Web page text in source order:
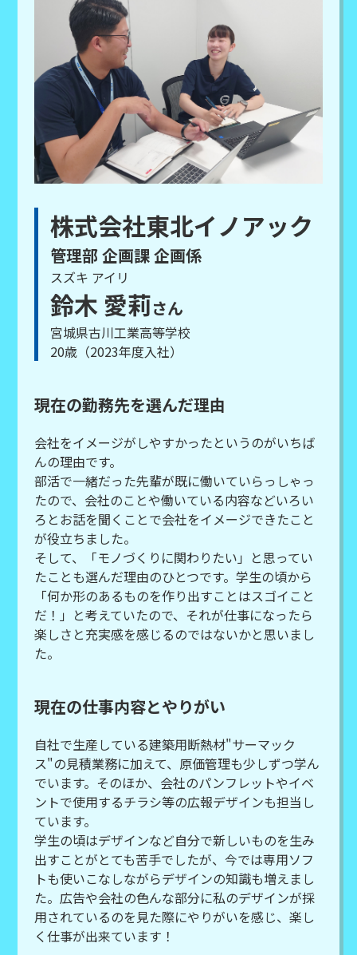
株式会社東北イノアック
管理部 企画課 企画係
スズキ アイリ
鈴木 愛莉さん
宮城県古川工業高等学校
20歳（2023年度入社）
現在の勤務先を選んだ理由
会社をイメージがしやすかったというのがいちば
んの理由です。
部活で一緒だった先輩が既に働いていらっしゃっ
たので、会社のことや働いている内容などいろい
ろとお話を聞くことで会社をイメージできたこと
が役立ちました。
そして、「モノづくりに関わりたい」と思ってい
たことも選んだ理由のひとつです。学生の頃から
「何か形のあるものを作り出すことはスゴイこと
だ！」と考えていたので、それが仕事になったら
楽しさと充実感を感じるのではないかと思いまし
た。
現在の仕事内容とやりがい
自社で生産している建築用断熱材"サーマック
ス"の見積業務に加えて、原価管理も少しずつ学ん
でいます。そのほか、会社のパンフレットやイベ
ントで使用するチラシ等の広報デザインも担当し
ています。
学生の頃はデザインなど自分で新しいものを生み
出すことがとても苦手でしたが、今では専用ソフ
トも使いこなしながらデザインの知識も増えまし
た。広告や会社の色んな部分に私のデザインが採
用されているのを見た際にやりがいを感じ、楽し
く仕事が出来ています！